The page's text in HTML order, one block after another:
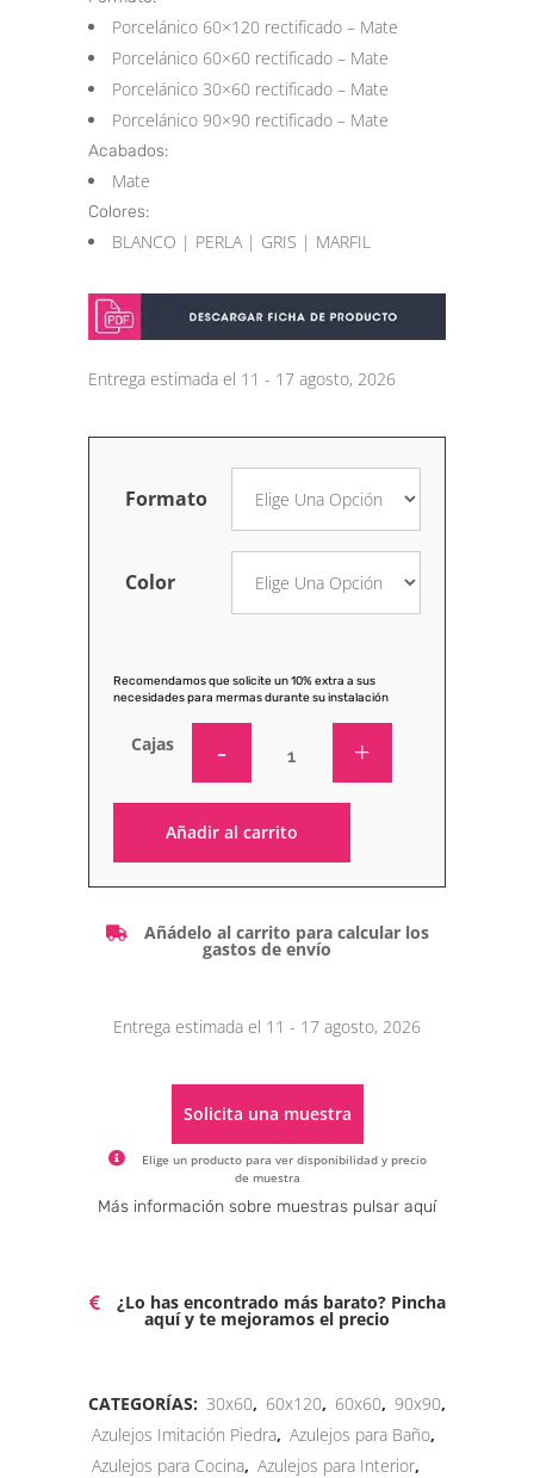
Porcelánico 60×120 rectificado – Mate
Porcelánico 60×60 rectificado – Mate
Porcelánico 30×60 rectificado – Mate
Porcelánico 90×90 rectificado – Mate
Acabados:
Mate
Colores:
BLANCO | PERLA | GRIS | MARFIL
Entrega estimada el 11 - 17 agosto, 2026
Formato
Color
Recomendamos que solicite un 10% extra a sus
necesidades para mermas durante su instalación
Cajas
Añadir al carrito
Añádelo al carrito para calcular los
gastos de envío
Entrega estimada el 11 - 17 agosto, 2026
Solicita una muestra
Elige un producto para ver disponibilidad y precio
de muestra
Alternative:
Más información sobre muestras pulsar aquí
¿Lo has encontrado más barato? Pincha
aquí y te mejoramos el precio
CATEGORÍAS: 30x60, 60x120, 60x60, 90x90,
Azulejos Imitación Piedra, Azulejos para Baño,
Azulejos para Cocina, Azulejos para Interior,